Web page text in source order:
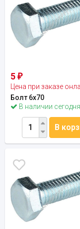
5 ₽
Цена при заказе
Болт 6х70
В наличии сегодня
В